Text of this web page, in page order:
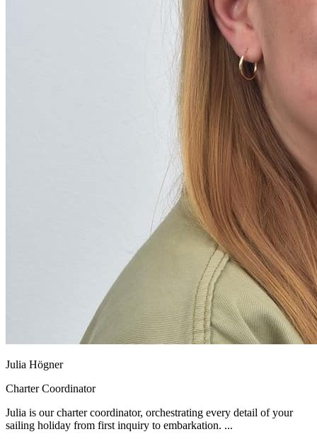
Julia Högner
Charter Coordinator
Julia is our charter coordinator, orchestrating every detail of your
sailing holiday from first inquiry to embarkation. ...